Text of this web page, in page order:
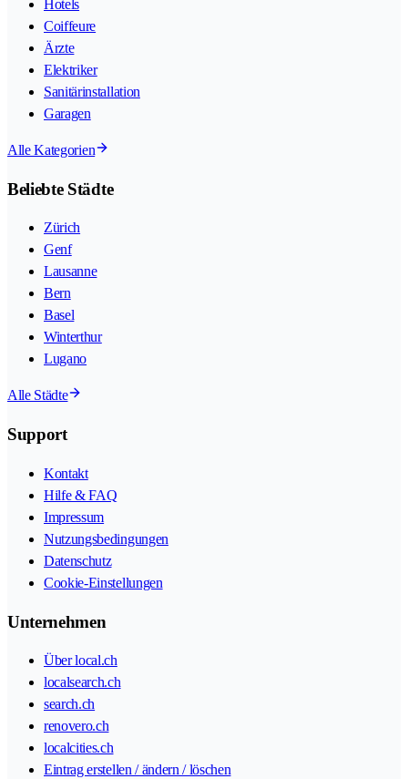
Hotels
Coiffeure
Ärzte
Elektriker
Sanitärinstallation
Garagen
Alle Kategorien
Beliebte Städte
Zürich
Genf
Lausanne
Bern
Basel
Winterthur
Lugano
Alle Städte
Support
Kontakt
Hilfe & FAQ
Impressum
Nutzungsbedingungen
Datenschutz
Cookie-Einstellungen
Unternehmen
Über local.ch
localsearch.ch
search.ch
renovero.ch
localcities.ch
Eintrag erstellen / ändern / löschen